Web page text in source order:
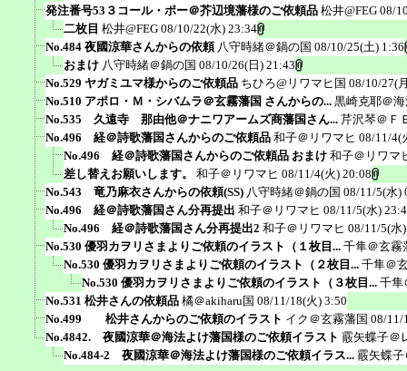
発注番号53３コール・ポー＠芥辺境藩様のご依頼品 松井@FEG 08/
二枚目 松井@FEG 08/10/22(水) 23:34
No.484 夜國涼華さんからの依頼 八守時緒＠鍋の国 08/10/25(土) 1:36
おまけ 八守時緒＠鍋の国 08/10/26(日) 21:43
No.529 ヤガミユマ様からのご依頼品 ちひろ@リワマヒ国 08/10/27(
No.510 アポロ・Ｍ・シバムラ＠玄霧藩国 さんからの... 黒崎克耶＠
No.535 久遠寺 那由他＠ナニワアームズ商藩国さん... 芹沢琴＠Ｆ
No.496 経＠詩歌藩国さんからのご依頼品 和子＠リワマヒ 08/11/4(
No.496 経＠詩歌藩国さんからのご依頼品 おまけ 和子＠リワマ
差し替えお願いします。
和子＠リワマヒ 08/11/4(火) 20:08
No.543 竜乃麻衣さんからの依頼(SS) 八守時緒＠鍋の国 08/11/5(水)
No.496 経＠詩歌藩国さん分再提出 和子＠リワマヒ 08/11/5(水)
No.496 経＠詩歌藩国さん分再提出2 和子＠リワマヒ 08/11/5(水
No.530 優羽カヲリさまよりご依頼のイラスト（１枚目... 千隼＠玄霧
No.530 優羽カヲリさまよりご依頼のイラスト（２枚目... 千隼＠
No.530 優羽カヲリさまよりご依頼のイラスト（３枚目... 千隼
No.531 松井さんの依頼品 橘＠akiharu国 08/11/18(火) 3:50
No.499 松井さんからのご依頼のイラスト イク＠玄霧藩国 08/11/
No.4842. 夜國涼華＠海法よけ藩国様のご依頼イラスト 霰矢蝶子＠
No.484-2 夜國涼華＠海法よけ藩国様のご依頼イラス... 霰矢蝶